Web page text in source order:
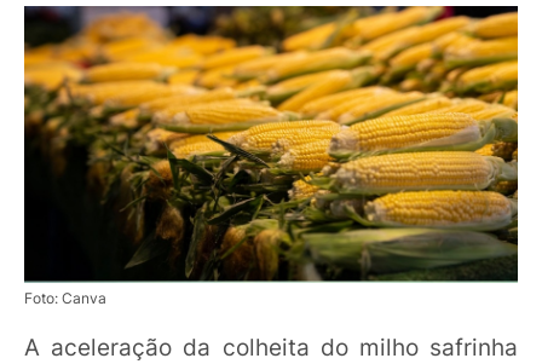
Foto: Canva
A aceleração da colheita do milho safrinha